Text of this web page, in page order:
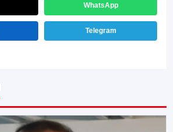
WhatsApp
Telegram